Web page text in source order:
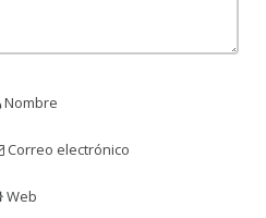
Nombre
Correo electrónico
Web